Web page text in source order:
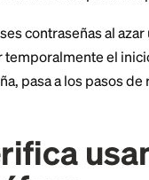
te pide tu
reconoce, no hay
tu correo
ingreses